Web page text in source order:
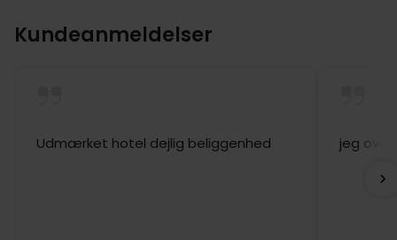
Kundeanmeldelser
Udmærket hotel dejlig beliggenhed jeg